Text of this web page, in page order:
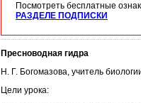
Посмотреть бесплатные
РАЗДЕЛЕ ПОДПИСКИ
Пресноводная гидра
Н. Г. Богомазова, учитель
Цели урока: